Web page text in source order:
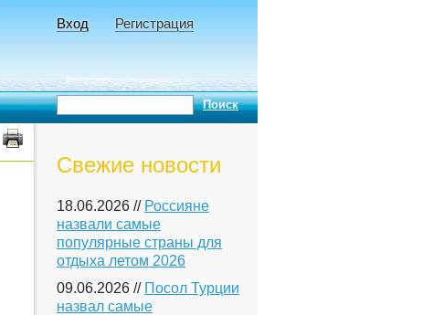
Вход Регистрация
Свежие новости
18.06.2026 // Россияне
назвали самые
популярные страны для
отдыха летом 2026
09.06.2026 // Посол Турции
назвал самые